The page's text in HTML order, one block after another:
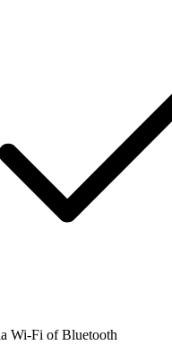
Wi-Fi of Bluetooth